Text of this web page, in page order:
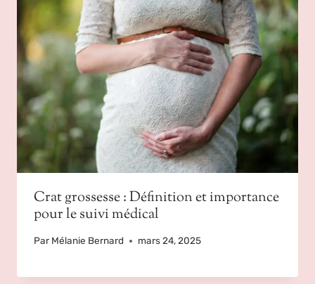
Crat grossesse : Définition et importance
pour le suivi médical
Par Mélanie Bernard mars 24, 2025